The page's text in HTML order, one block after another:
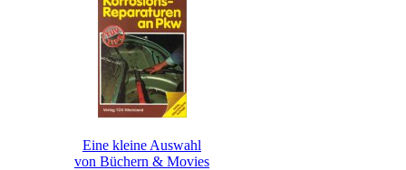
Eine kleine Auswahl
von Büchern & Movies